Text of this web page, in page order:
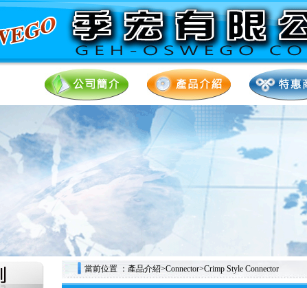
當前位置 ：產品介紹>Connector>Crimp Style Connector